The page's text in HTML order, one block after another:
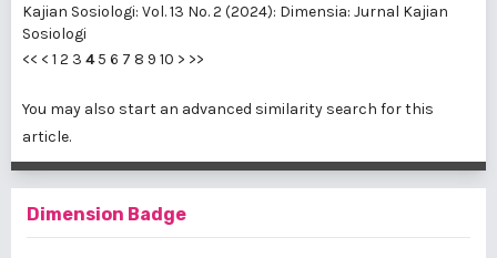
Kajian Sosiologi: Vol. 13 No. 2 (2024): Dimensia: Jurnal Kajian
Sosiologi
<< < 1 2 3 4 5 6 7 8 9 10 > >>
You may also start an advanced similarity search for this
article.
Dimension Badge